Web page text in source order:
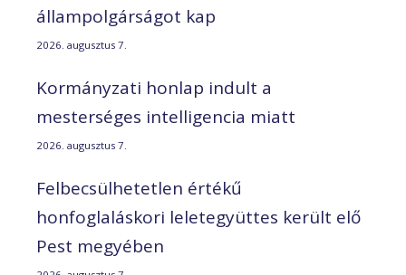
állampolgárságot kap
2026. augusztus 7.
Kormányzati honlap indult a
mesterséges intelligencia miatt
2026. augusztus 7.
Felbecsülhetetlen értékű
honfoglaláskori leletegyüttes került elő
Pest megyében